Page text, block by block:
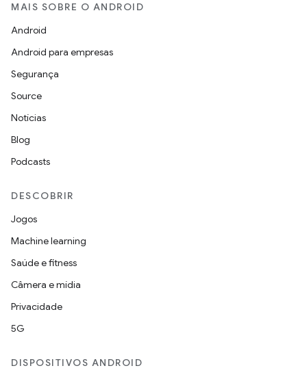
MAIS SOBRE O ANDROID
Android
Android para empresas
Segurança
Source
Notícias
Blog
Podcasts
DESCOBRIR
Jogos
Machine learning
Saúde e fitness
Câmera e mídia
Privacidade
5G
DISPOSITIVOS ANDROID